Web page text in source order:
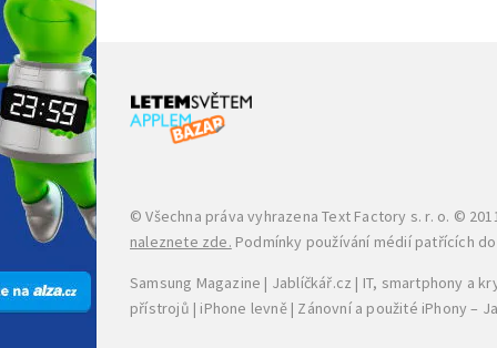
© Všechna práva vyhrazenaText Factory s. r. o. ©
naleznete zde. Podmínky používání médií patřících
Samsung Magazine | Jablíčkář.cz | IT, smartphony a
přístrojů | iPhone levně| Zánovní a použité iPhony –